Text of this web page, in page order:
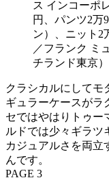
ス インコーポ
円、パンツ2万
ン）、ニット2
／フランク ミ
チランド東京）
クラシカルにしてモ
ギュラーケースがラ
セではやはりトゥー
ルドでは少々ギラツ
カジュアルさを両立
んです。
PAGE 3